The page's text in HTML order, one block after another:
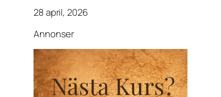
28 april, 2026
Annonser